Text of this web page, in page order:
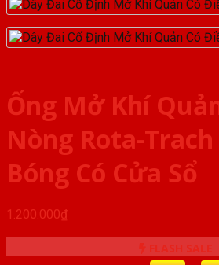
Ống Mở Khí
Nòng Rota-
Bóng Có Cửa Sổ
1.200.000₫
FLASH SALE